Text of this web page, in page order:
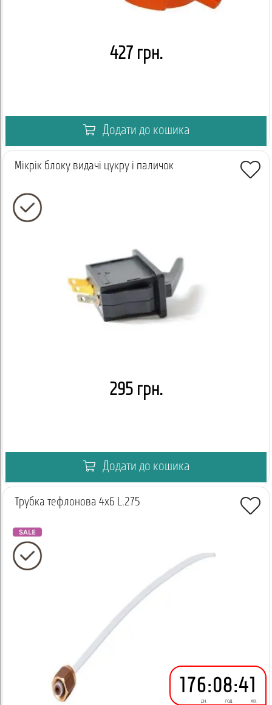
427 грн.
Додати до кошика
Мікрік блоку видачі цукру і паличок
295 грн.
Додати до кошика
Трубка тефлонова 4x6 L.275
176
дн.
:08
год.
:41
хв.